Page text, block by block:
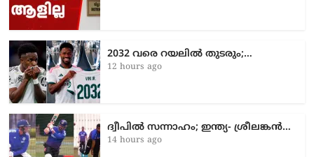
2032 വരെ റയലിൽ തുടരും;…
12 hours ago
ദ്വീപിൽ സന്നാഹം; ഇന്ത്യ- ശ്രീലങ്കൻ…
14 hours ago